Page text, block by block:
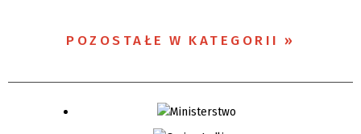
POZOSTAŁE W KATEGORII